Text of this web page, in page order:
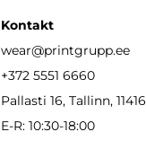
Kontakt
wear@printgrupp.ee
+372 5551 6660
Pallasti 16, Tallinn, 11416
E-R: 10:30-18:00